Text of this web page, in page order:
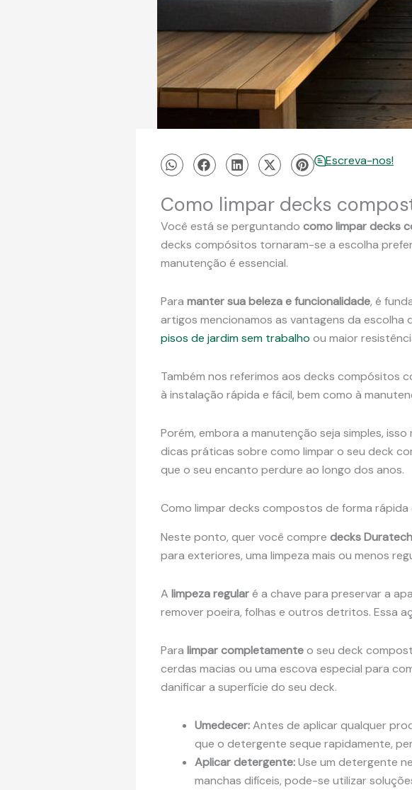
Escreva-nos!
Como limpar decks
Você está se perguntando como limpar decks
decks compósitos tornaram-se a escolha
manutenção é essencial.
Para manter sua beleza e funcionalidade, é
artigos mencionamos as vantagens da
pisos de jardim sem trabalho ou maior
Também nos referimos aos decks compósitos
à instalação rápida e fácil, bem como à
Porém, embora a manutenção seja simples,
dicas práticas sobre como limpar o seu deck
que o seu encanto perdure ao longo dos anos.
Como limpar decks compostos de forma rápida
Neste ponto, quer você compre decks
para exteriores, uma limpeza mais ou menos
A limpeza regularé a chave para preservar a
remover poeira, folhas e outros detritos. Essa
Para limpar completamenteo seu deck
cerdas macias ou uma escova especial para
danificar a superfície do seu deck.
Umedecer:Antes de aplicar qualquer
que o detergente seque rapidamente,
Aplicar detergente:Use um detergente
manchas difíceis, pode-se utilizar